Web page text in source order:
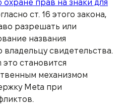
прав на знаки для
ст. 16 этого закона,
разрешать или
названия
свидетельства.
это становится
механизмом
Meta при